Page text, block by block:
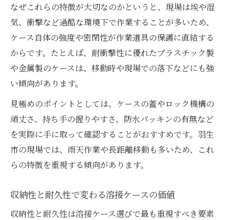
収納力が溶接作業効率に与える影響を解説
羽生市現場スタッフが語る溶接ケースの真価
現場スタッフが実感する溶接ケースの効果
溶接ケース利用で実現する作業の安定性
現場の声からわかる溶接ケースのメリット
羽生市スタッフの溶接ケース活用体験談
溶接ケースが現場作業に与える影響とは
なぜこれらの特徴が大切なのかというと、現場は埃や湿
気、衝撃など過酷な環境下で作業することが多いため、
ケース自体の強度や密閉性が作業道具の保護に直結する
からです。たとえば、耐衝撃性に優れたプラスチック製
や金属製のケースは、移動時や現場での落下などにも強
い傾向があります。
見極めのポイントとしては、ケースの蓋やロック機構の
頑丈さ、持ち手の握りやすさ、防水パッキンの有無など
を実際に手に取って確認することがおすすめです。羽生
市の現場では、雨天作業や長距離移動も多いため、これ
らの特徴を重視する傾向があります。
収納性と耐久性で変わる溶接ケースの価値
収納性と耐久性は溶接ケース選びで最も重視すべき要素